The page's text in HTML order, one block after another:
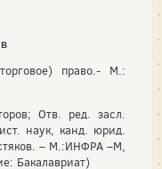
право.- М.:
Отв. ред. засл.
наук, канд. юрид.
– М.:ИНФРА –М,
Бакалавриат)